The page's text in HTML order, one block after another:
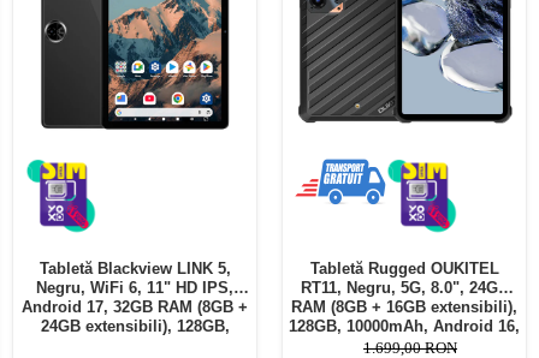
Tabletă Blackview LINK 5,
Negru, WiFi 6, 11" HD IPS,
Android 17, 32GB RAM (8GB +
24GB extensibili), 128GB,
Tabletă Rugged OUKITEL
RT11, Negru, 5G, 8.0", 24GB
RAM (8GB + 16GB extensibili),
128GB, 10000mAh, Android 16,
Cameră 16MP AI, Dock
1.699,00 RON